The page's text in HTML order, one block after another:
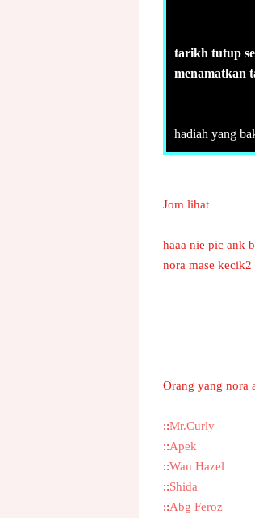
tarikh tutup
menamatkan
hadiah yang
Jom lihat
haaa nie pic ank
nora mase
Orang yang nora
::Mr.Curly
::Apek
::Wan Hazel
::Shida
::Abg Feroz